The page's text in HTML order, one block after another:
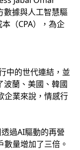
據與人工智慧驅
（CPA），為企
中的世代連結，並
波蘭、美國、韓國
企業來說，情感行
過AI驅動的再營
量增加了三倍。